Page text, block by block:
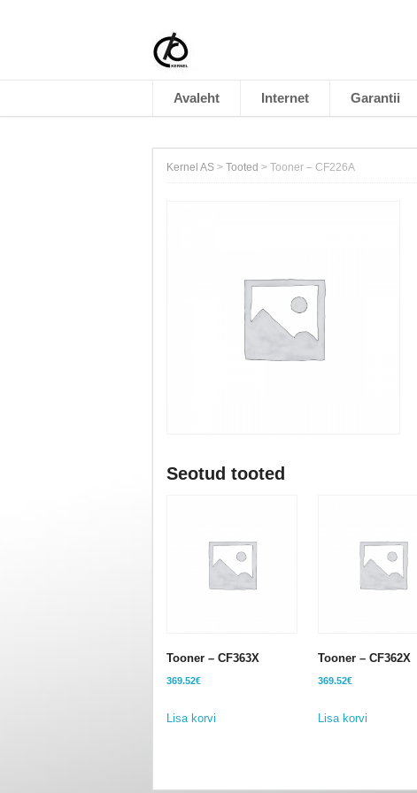
Avaleht Internet Garantii
Kernel AS > Tooted > Tooner – CF226A
Seotud tooted
Tooner – CF363X
369.52€
Lisa korvi
Tooner – CF362X
369.52€
Lisa korvi